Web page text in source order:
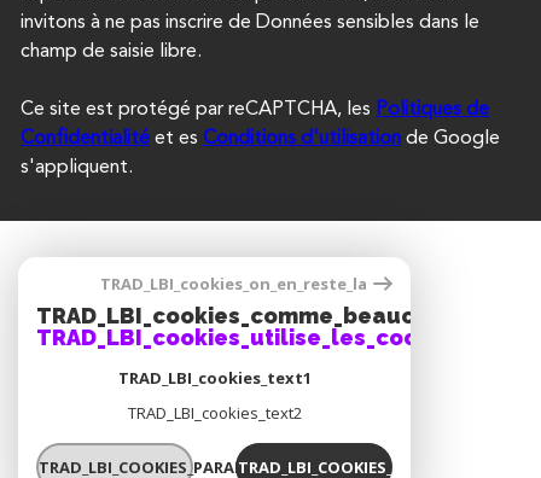
invitons à ne pas inscrire de Données sensibles dans le
champ de saisie libre.
Ce site est protégé par reCAPTCHA, les Politiques de
Confidentialité et es Conditions d'utilisation de Google
s'appliquent.
ESPACE PROPRIÉTAIRE
ADHÉRENTS
TRAD_LBI_cookies_on_en_reste_la
TRAD_LBI_cookies_utilise_les_cookies
TRAD_LBI_cookies_text1
TRAD_LBI_cookies_text2
TRAD_LBI_COOKIES_PARAMETRERTRAD_LBI_COOKIES_OK